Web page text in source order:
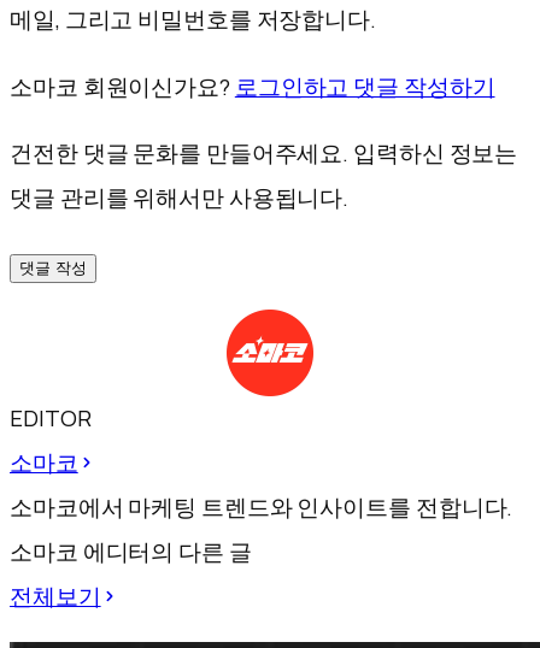
메일, 그리고 비밀번호를 저장합니다.
소마코 회원이신가요? 로그인하고 댓글 작성하기
건전한 댓글 문화를 만들어주세요. 입력하신 정보는
댓글 관리를 위해서만 사용됩니다.
댓글 작성
EDITOR
소마코
소마코에서 마케팅 트렌드와 인사이트를 전합니다.
소마코 에디터의 다른 글
전체보기